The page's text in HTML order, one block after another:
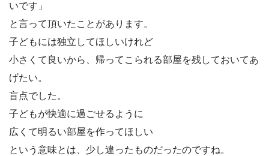
いです」
と言って頂いたことがあります。
子どもには独立してほしいけれど
小さくて良いから、帰ってこられる部屋を残しておいてあ
げたい。
盲点でした。
子どもが快適に過ごせるように
広くて明るい部屋を作ってほしい
という意味とは、少し違ったものだったのですね。